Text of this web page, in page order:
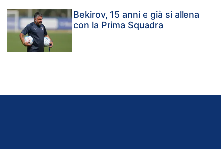
Bekirov, 15 anni e già si allena
con la Prima Squadra